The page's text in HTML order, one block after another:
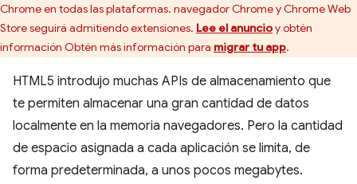
Chrome en todas las plataformas. navegador Chrome y Chrome Web
Store seguirá admitiendo extensiones. Lee el anuncioy obtén
información Obtén más información para migrar tu app.
HTML5 introdujo muchas APIs de almacenamiento que
te permiten almacenar una gran cantidad de datos
localmente en la memoria navegadores. Pero la cantidad
de espacio asignada a cada aplicación se limita, de
forma predeterminada, a unos pocos megabytes.